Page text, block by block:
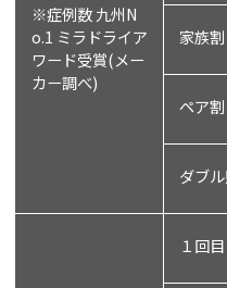
※症例数 九州N
o.1 ミラドライア
ワード受賞(メー
カー調べ)
家族割
ペア割
ダブ
１回目